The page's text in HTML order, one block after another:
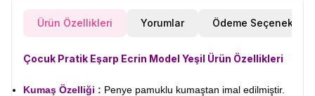
Ürün Özellikleri Yorumlar Ödeme Seçenekleri
Çocuk Pratik Eşarp Ecrin Model Yeşil Ürün Özellikleri
Kumaş Özelliği : Penye pamuklu kumaştan imal edilmiştir.